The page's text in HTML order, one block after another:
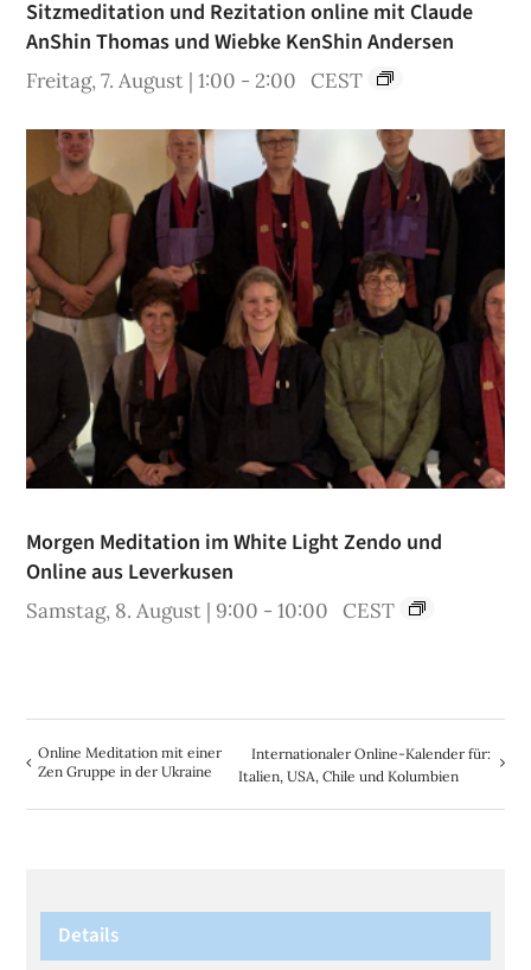
Sitzmeditation und Rezitation online mit Claude
AnShin Thomas und Wiebke KenShin Andersen
Freitag, 7. August | 1:00 -2:00 CEST
Morgen Meditation im White Light Zendo und
Online aus Leverkusen
Samstag, 8. August | 9:00 -10:00 CEST
Online Meditation mit einer
Zen Gruppe in der Ukraine
Internationaler Online-Kalender für:
Italien, USA, Chile und Kolumbien
Details